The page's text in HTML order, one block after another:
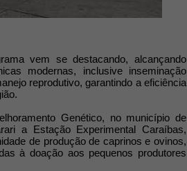
vem se destacando, alcançando
modernas, inclusive inseminação
reprodutivo, garantindo a eficiência
Genético, no município de
a Estação Experimental Caraíbas,
de produção de caprinos e ovinos,
à doação aos pequenos produtores